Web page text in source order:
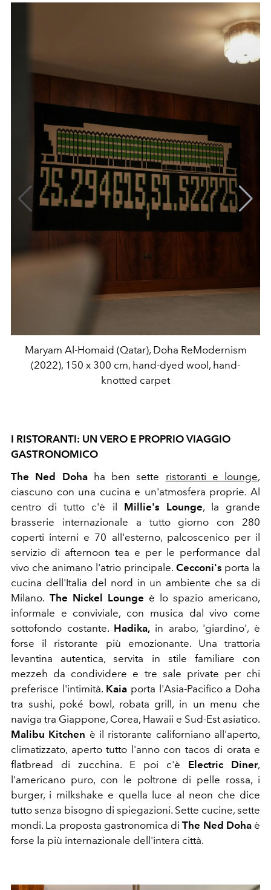
Maryam Al-Homaid (Qatar), Doha ReModernism
(2022), 150 x 300 cm, hand-dyed wool, hand-
knotted carpet
I RISTORANTI: UN VERO E PROPRIO VIAGGIO
GASTRONOMICO
The Ned Dohaha ben sette ristoranti e lounge,
ciascuno con una cucina e un'atmosfera proprie. Al
centro di tutto c'è il Millie's Lounge, la grande
brasserie internazionale a tutto giorno con 280
coperti interni e 70 all'esterno, palcoscenico per il
servizio di afternoon tea e per le performance dal
vivo che animano l'atrio principale. Cecconi's porta la
cucina dell'Italia del nord in un ambiente che sa di
Milano. The Nickel Lounge è lo spazio americano,
informale e conviviale, con musica dal vivo come
sottofondo costante. Hadika, in arabo, 'giardino', è
forse il ristorante più emozionante. Una trattoria
levantina autentica, servita in stile familiare con
mezzeh da condividere e tre sale private per chi
preferisce l'intimità. Kaia porta l'Asia-Pacifico a Doha
tra sushi, poké bowl, robata grill, in un menu che
naviga tra Giappone, Corea, Hawaii e Sud-Est asiatico.
Malibu Kitchen è il ristorante californiano all'aperto,
climatizzato, aperto tutto l'anno con tacos di orata e
flatbread di zucchina. E poi c'è Electric Diner,
l'americano puro, con le poltrone di pelle rossa, i
burger, i milkshake e quella luce al neon che dice
tutto senza bisogno di spiegazioni. Sette cucine, sette
mondi. La proposta gastronomica di The Ned Doha è
forse la più internazionale dell'intera città.